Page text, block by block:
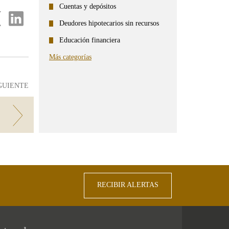
Compartir
en
Cuentas y depósitos
Deudores hipotecarios sin recursos
Educación financiera
Más categorías
RECIBIR ALERTAS